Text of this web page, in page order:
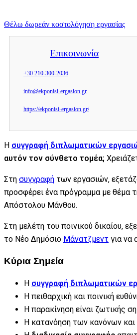
Θέλω δωρεάν κοστολόγηση εργασίας
Επικοινωνία
+30 210-300-2036
info@ekponisi-ergasion.gr
https://ekponisi-ergasion.gr/
Η συγγραφή διπλωματικών
αυτόν τον σύνθετο τομέα;
Στη συγγραφή των εργασιών,
προσφέρει ένα πρόγραμμα με θέμα
Απόστολου Μάνθου.
Στη μελέτη του ποινικού δικαίου,
το Νέο Δημόσιο Μάνατζμεντ για να
Κύρια Σημεία
Η συγγραφή διπλωματικών
Η πειθαρχική και ποινική
Η παρακίνηση είναι ζωτικής
Η κατανόηση των κανόνων και